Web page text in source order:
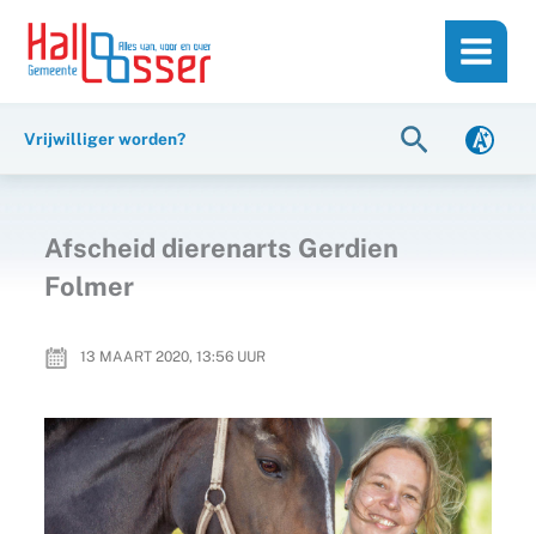
inhoud
naar
Vrijwilliger worden? Zoeken
Afscheid dierenarts Gerdien
Folmer
13 MAART 2020, 13:56UUR